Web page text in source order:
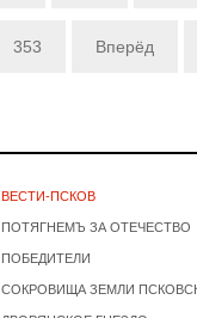
353 Вперёд
ВЕСТИ-ПСКОВ
ПОТЯГНЕМЪ ЗА ОТЕЧЕСТВО
ПОБЕДИТЕЛИ
СОКРОВИЩА ЗЕМЛИ